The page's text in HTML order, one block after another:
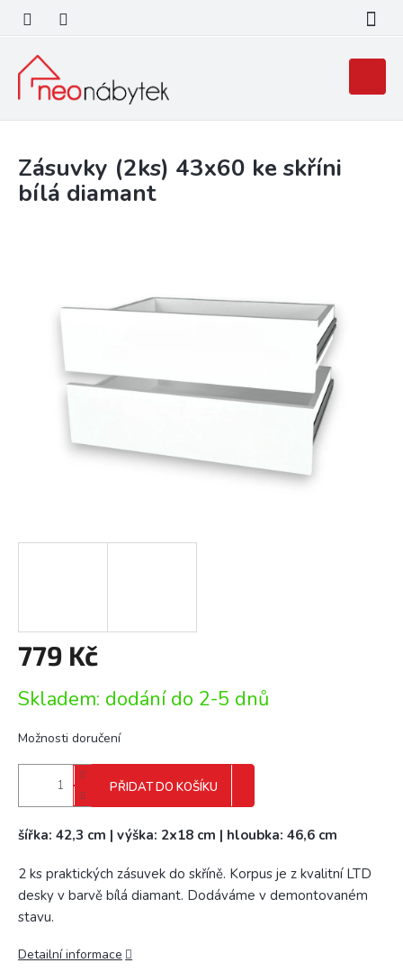
obsah
košík
Zásuvky (2ks) 43x60 ke skříni
bílá diamant
779 Kč
cena:
Skladem: dodání do 2-5 dnů
Možnosti doručení
PŘIDAT DO KOŠÍKU
šířka: 42,3 cm | výška: 2x18 cm | hloubka: 46,6 cm
2 ks praktických zásuvek do skříně. Korpus je z kvalitní LTD
desky v barvě bílá diamant. Dodáváme v demontovaném
stavu.
Detailní informace